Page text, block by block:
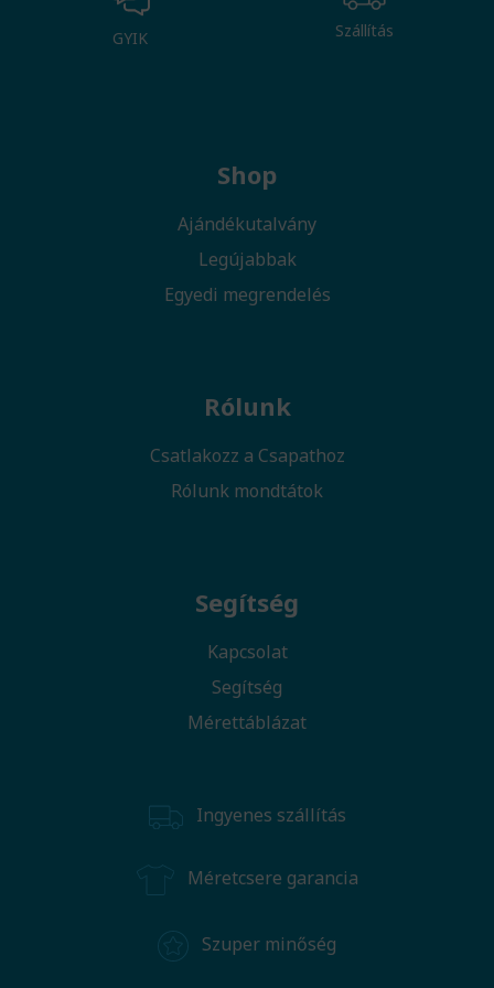
GYIK Szállítás
Shop
Ajándékutalvány
Legújabbak
Egyedi megrendelés
Rólunk
Csatlakozz a Csapathoz
Rólunk mondtátok
Segítség
Kapcsolat
Segítség
Mérettáblázat
Ingyenes szállítás
Méretcsere garancia
Szuper minőség